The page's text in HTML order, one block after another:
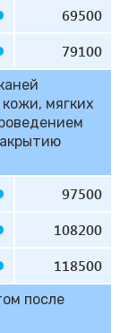
69500
79100
мягких
97500
108200
118500
после